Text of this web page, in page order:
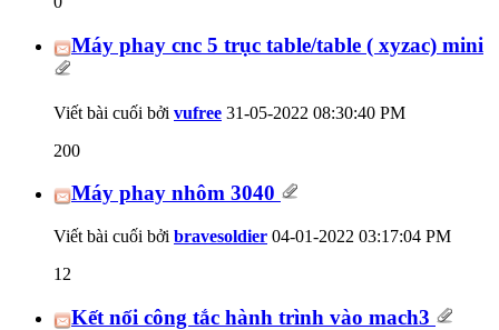
Máy phay cnc 5 trục table/table ( xyzac) mini
Viết bài cuối bởi vufree 31-05-2022 08:30:40 PM
200
Máy phay nhôm 3040
Viết bài cuối bởi bravesoldier 04-01-2022 03:17:04 PM
12
Kết nối công tắc hành trình vào mach3